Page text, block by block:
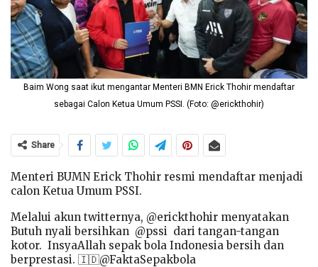
Baim Wong saat ikut mengantar Menteri BMN Erick Thohir mendaftar
sebagai Calon Ketua Umum PSSI. (Foto: @erickthohir)
Share
Menteri BUMN Erick Thohir resmi mendaftar menjadi
calon Ketua Umum PSSI.
Melalui akun twitternya, @erickthohir menyatakan
Butuh nyali bersihkan @pssi dari tangan-tangan
kotor. InsyaAllah sepak bola Indonesia bersih dan
berprestasi. 🇮🇩@FaktaSepakbola